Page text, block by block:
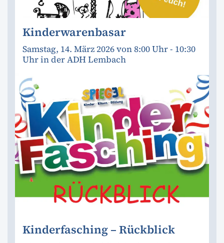
Kinderwarenbasar
Samstag, 14. März 2026 von 8:00 Uhr - 10:30
Uhr in der ADH Lembach
Kinderfasching – Rückblick